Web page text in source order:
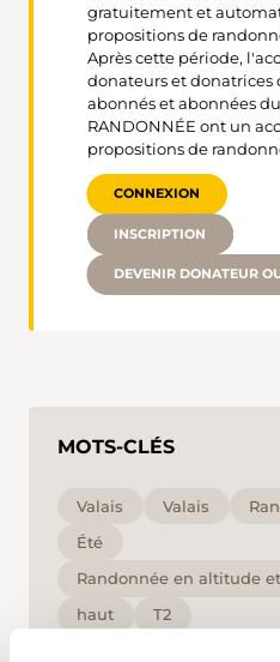
gratuitement et
propositions de
Après cette période,
donateurs et donatrices
abonnés et abonnées
RANDONNÉE ont un
propositions de
CONNEXION
INSCRIPTION
DEVENIR DONATEUR
MOTS-CLÉS
Valais Valais
Été
Randonnée en altitude
haut
T2